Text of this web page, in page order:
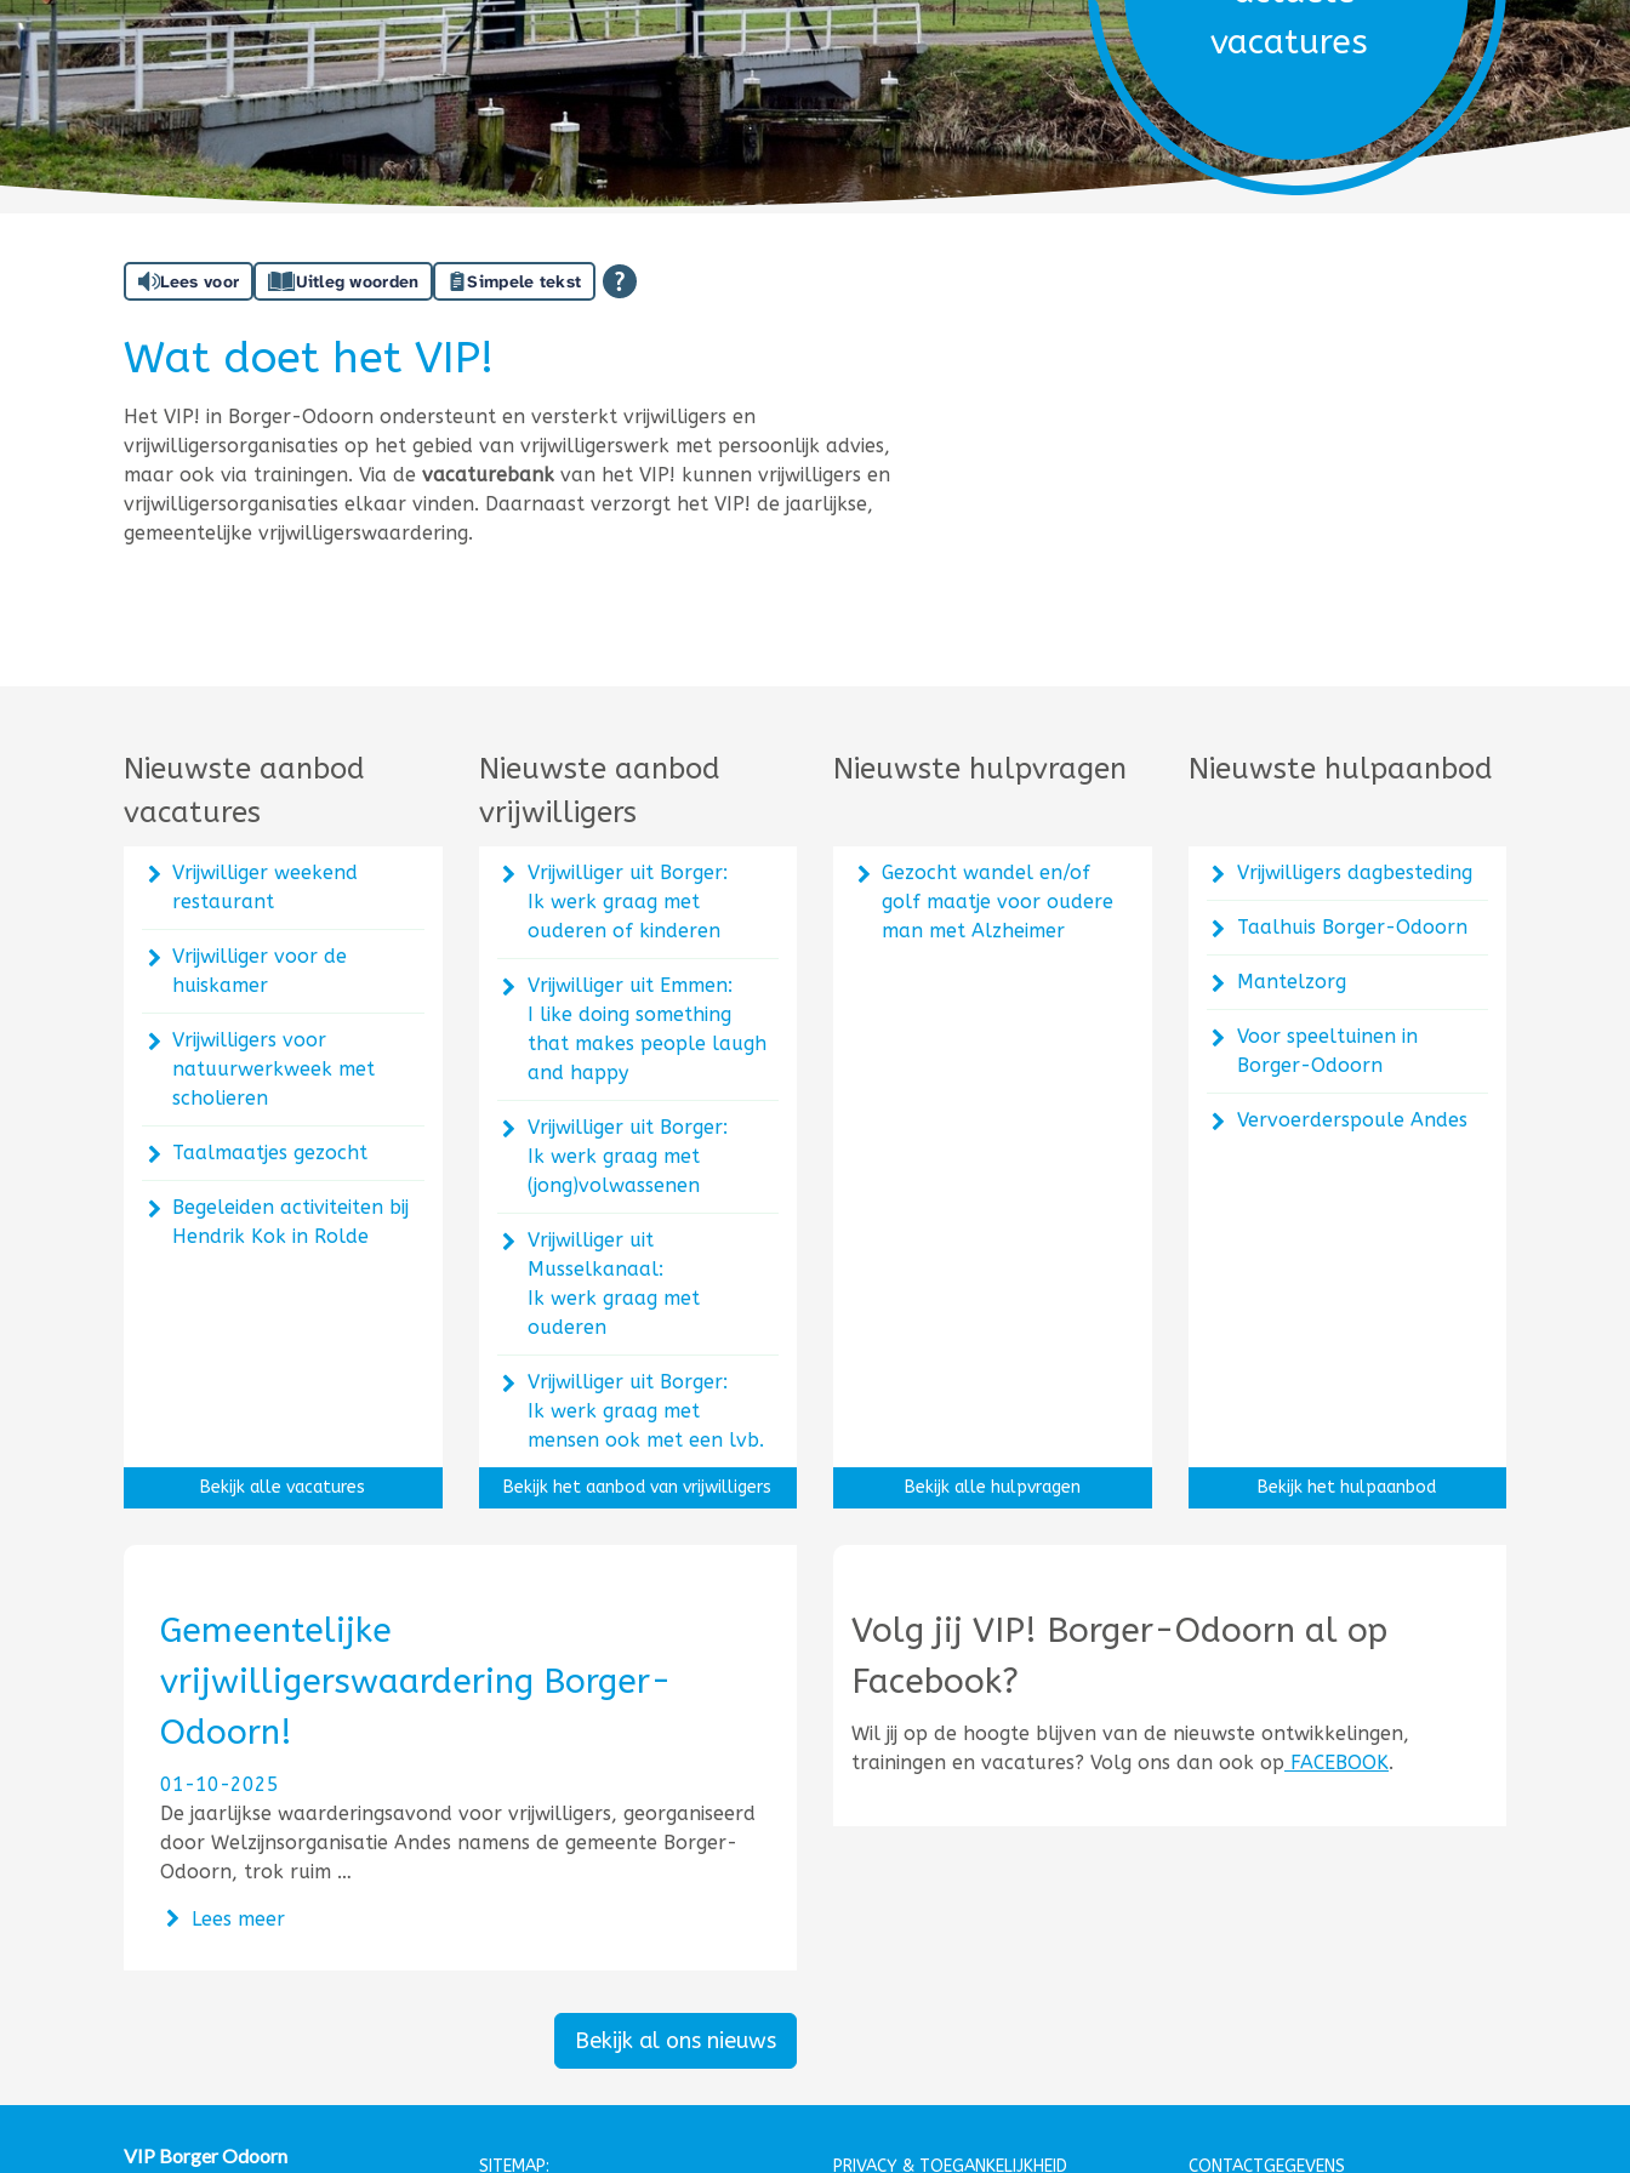
vacatures
Lees voor Uitleg woorden Simpele tekst
Wat doet het VIP!
Het VIP! in Borger-Odoorn ondersteunt en versterkt vrijwilligers en
vrijwilligersorganisaties op het gebied van vrijwilligerswerk met persoonlijk advies,
maar ook via trainingen. Via de vacaturebank van het VIP! kunnen vrijwilligers en
vrijwilligersorganisaties elkaar vinden. Daarnaast verzorgt het VIP! de jaarlijkse,
gemeentelijke vrijwilligerswaardering.
Nieuwste aanbod
vacatures
Vrijwilliger weekend
restaurant
Vrijwilliger voor de
huiskamer
Vrijwilligers voor
natuurwerkweek met
scholieren
Taalmaatjes gezocht
Begeleiden activiteiten bij
Hendrik Kok in Rolde
Bekijk alle vacatures
Nieuwste aanbod
vrijwilligers
Vrijwilliger uit Borger:
Ik werk graag met
ouderen of kinderen
Vrijwilliger uit Emmen:
I like doing something
that makes people laugh
and happy
Vrijwilliger uit Borger:
Ik werk graag met
(jong)volwassenen
Vrijwilliger uit
Musselkanaal:
Ik werk graag met
ouderen
Vrijwilliger uit Borger:
Ik werk graag met
mensen ook met een lvb.
Bekijk het aanbod van vrijwilligers
Nieuwste hulpvragen
Gezocht wandel en/of
golf maatje voor oudere
man met Alzheimer
Bekijk alle hulpvragen
Nieuwste hulpaanbod
Vrijwilligers dagbesteding
Taalhuis Borger-Odoorn
Mantelzorg
Voor speeltuinen in
Borger-Odoorn
Vervoerderspoule Andes
Bekijk het hulpaanbod
Gemeentelijke
vrijwilligerswaardering Borger-
Odoorn!
01-10-2025
De jaarlijkse waarderingsavond voor vrijwilligers, georganiseerd
door Welzijnsorganisatie Andes namens de gemeente Borger-
Odoorn, trok ruim …
Lees meerover Gemeentelijke vrijwilligerswaardering Borger-Odoorn!
Bekijk al ons nieuws
Volg jij VIP! Borger-Odoorn al op
Facebook?
Wil jij op de hoogte blijven van de nieuwste ontwikkelingen,
trainingen en vacatures? Volg ons dan ook op FACEBOOK.
VIP Borger Odoorn SITEMAP: PRIVACY & TOEGANKELIJKHEID CONTACTGEGEVENS